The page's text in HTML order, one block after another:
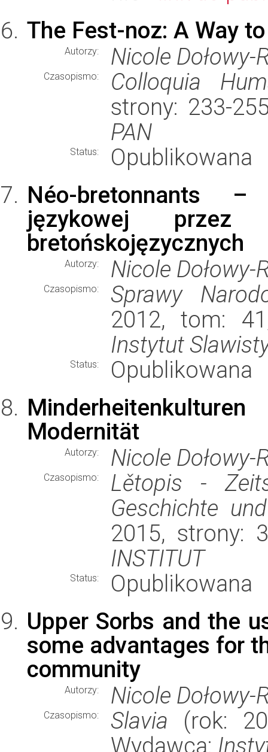
The Fest-noz: A Way
Autorzy: Nicole Dołowy-
Czasopismo:
Colloquia
strony: 233-
PAN
Status:
Opublikowana
Néo-bretonnants –
językowej przez
bretońskojęzycznych
Autorzy: Nicole Dołowy-
Czasopismo:
Sprawy
2012, tom:
Instytut
Status:
Opublikowana
Modernität
Autorzy: Nicole Dołowy-
Czasopismo:
Lětopis -
Geschichte
2015, strony:
INSTITUT
Status:
Opublikowana
Upper Sorbs and the
some advantages for
community
Autorzy: Nicole Dołowy-
Czasopismo: Slavia (rok:
Wydawca: